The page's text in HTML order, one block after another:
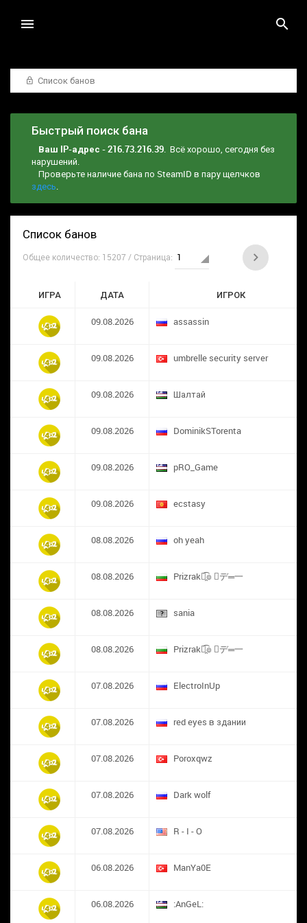
Список банов
Быстрый поиск бана
Ваш IP-адрес - 216.73.216.39. Всё хорошо, сегодня без
нарушений.
Проверьте наличие бана по SteamID в пару щелчков
здесь.
Список банов
Общее количество: 15207 / Страница:
ИГРА ДАТА ИГРОК
09.08.2026 assassin
09.08.2026 umbrelle security server
09.08.2026 Шалтай
09.08.2026 DominikSTorenta
09.08.2026 pRO_Game
09.08.2026 ecstasy
08.08.2026 oh yeah
08.08.2026 Prizrak๏̯͡๏ ︻デ═一
08.08.2026 sania
08.08.2026 Prizrak๏̯͡๏ ︻デ═一
07.08.2026 ElectroInUp
07.08.2026 red eyes в здании
07.08.2026 ​Poroxqwz
07.08.2026 Dark wolf
07.08.2026 R - I - O
06.08.2026 ManYa0E
06.08.2026 :AnGeL: